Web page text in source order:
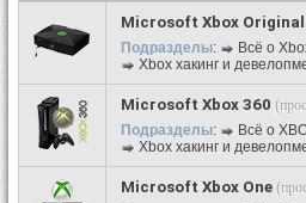
Microsoft Xbox Original
Подразделы: Всё о
Xbox хакинг и
Microsoft Xbox 360
Подразделы: Всё о
Xbox хакинг и
Microsoft Xbox One